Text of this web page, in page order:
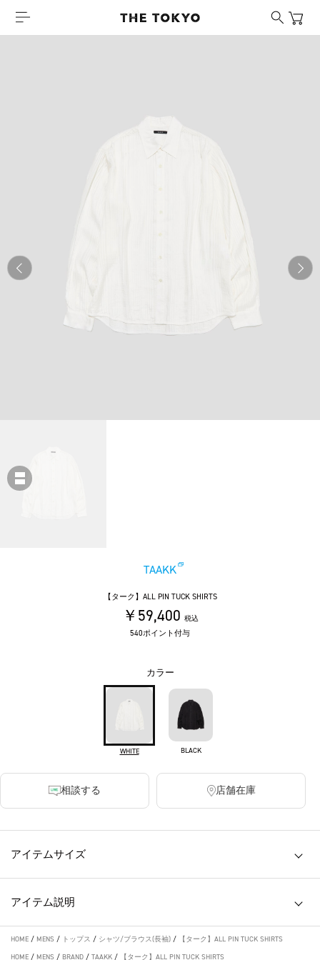
TAAKK
【ターク】ALL PIN TUCK SHIRTS
￥59,400 税込
540ポイント付与
カラー
WHITE BLACK
相談する 店舗在庫
アイテムサイズ
アイテム説明
HOME / MENS / トップス / シャツ/ブラウス(長袖) /
【ターク】ALL PIN TUCK SHIRTS
HOME / MENS / BRAND / TAAKK / 【ターク】ALL PIN TUCK SHIRTS